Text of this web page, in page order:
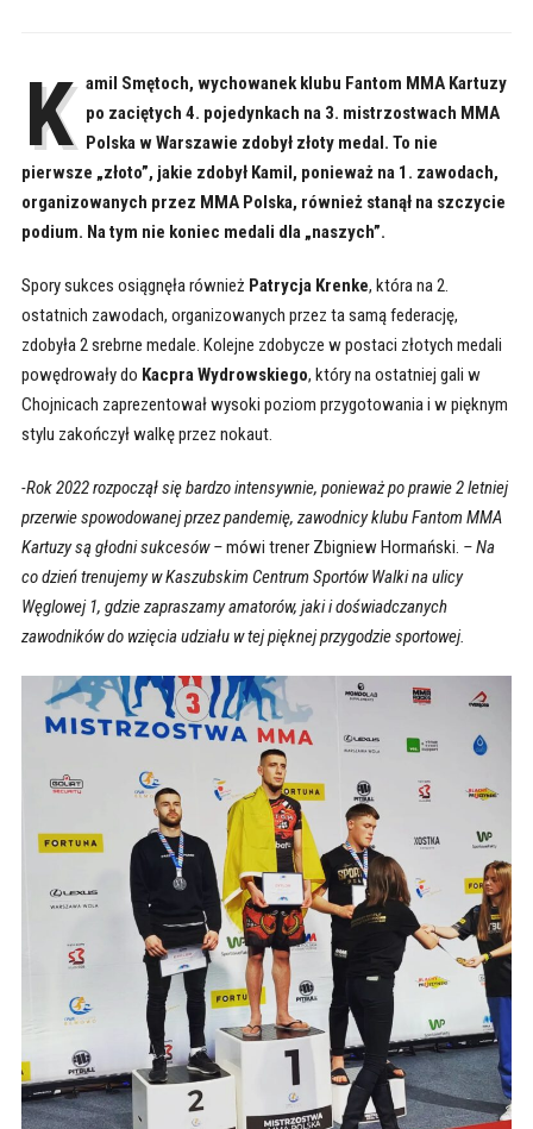
K amil Smętoch, wychowanek klubu Fantom MMA Kartuzy
po zaciętych 4. pojedynkach na 3. mistrzostwach MMA
Polska w Warszawie zdobył złoty medal. To nie
pierwsze „złoto”, jakie zdobył Kamil, ponieważ na 1. zawodach,
organizowanych przez MMA Polska, również stanął na szczycie
podium. Na tym nie koniec medali dla „naszych”.
Spory sukces osiągnęła również Patrycja Krenke, która na 2.
ostatnich zawodach, organizowanych przez ta samą federację,
zdobyła 2 srebrne medale. Kolejne zdobycze w postaci złotych medali
powędrowały do Kacpra Wydrowskiego, który na ostatniej gali w
Chojnicach zaprezentował wysoki poziom przygotowania i w pięknym
stylu zakończył walkę przez nokaut.
-Rok 2022 rozpoczął się bardzo intensywnie, ponieważ po prawie 2 letniej
przerwie spowodowanej przez pandemię, zawodnicy klubu Fantom MMA
Kartuzy są głodni sukcesów –mówi trener Zbigniew Hormański. – Na
co dzień trenujemy w Kaszubskim Centrum Sportów Walki na ulicy
Węglowej 1, gdzie zapraszamy amatorów, jaki i doświadczanych
zawodników do wzięcia udziału w tej pięknej przygodzie sportowej.